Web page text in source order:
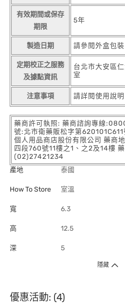
有效期間或保存
期限
5年
製造日期 請參閱外盒包裝
定期校正之服務
及據點資訊
台北市大安區
室
注意事項 請詳閱使用說明
藥商許可執照: 藥商諮詢專線
號:北市衛藥販松字第
個人用品商店股份有限公司 藥商
四段760號11樓之1、之2及14樓
(02)27421234
產地
泰國
How To Store 室溫
寬 6.3
高 12.5
深 5
隱藏
優惠活動: (4)